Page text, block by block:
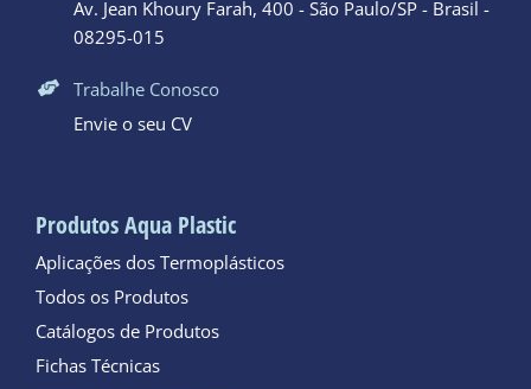
Av. Jean Khoury Farah, 400 - São Paulo/SP - Brasil -
08295-015
Trabalhe Conosco
Envie o seu CV
Produtos Aqua Plastic
Aplicações dos Termoplásticos
Todos os Produtos
Catálogos de Produtos
Fichas Técnicas